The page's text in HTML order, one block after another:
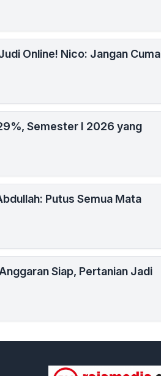
Online! Nico: Jangan Cuma
Semester I 2026 yang
Putus Semua Mata
Siap, Pertanian Jadi